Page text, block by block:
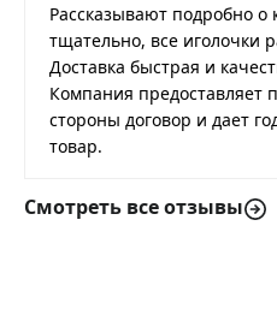
Рассказывают подробно
тщательно, все иголочки
Доставка быстрая и
Компания предоставляет
стороны договор и дает
товар.
Смотреть все отзывы